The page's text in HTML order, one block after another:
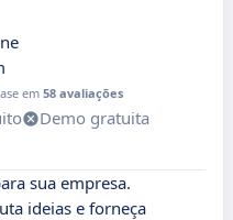
em 58 avaliações
Demo gratuita
sua empresa.
ideias e forneça